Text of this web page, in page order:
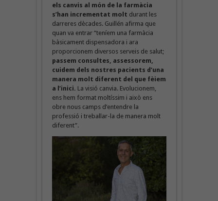
els canvis al món de la farmàcia
s’han incrementat molt durant les
darreres dècades. Guillén afirma que
quan va entrar “teníem una farmàcia
bàsicament dispensadora i ara
proporcionem diversos serveis de salut;
passem consultes, assessorem,
cuidem dels nostres pacients d’una
manera molt diferent del que fèiem
a l’inici. La visió canvia. Evolucionem,
ens hem format moltíssim i això ens
obre nous camps d’entendre la
professió i treballar-la de manera molt
diferent”.